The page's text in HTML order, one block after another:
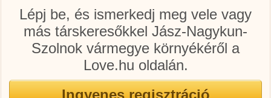
Lépj be, és ismerkedj meg vele vagy
más társkeresőkkel Jász-Nagykun-
Szolnok vármegye környékéről a
Love.hu oldalán.